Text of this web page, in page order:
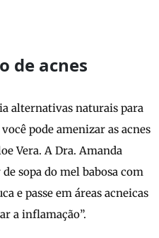
de acnes
alternativas naturais para
pode amenizar as acnes
Vera. A Dra. Amanda
sopa do mel babosa com
e passe em áreas acneicas
a inflamação”.